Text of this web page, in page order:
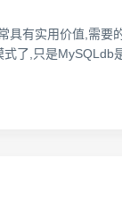
有实用价值,需要
了,只是MySQLdb